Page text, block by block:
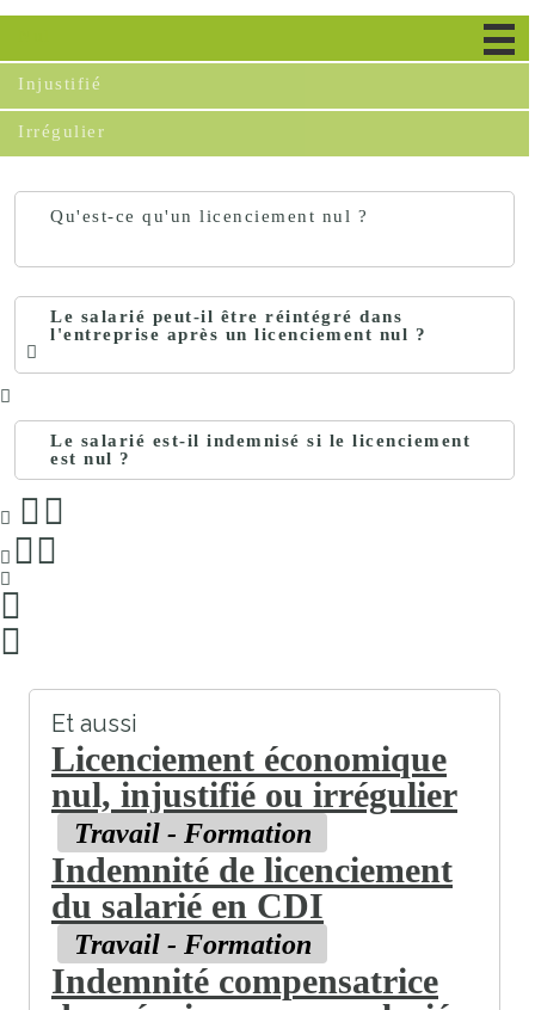
Injustifié
Irrégulier
Qu'est-ce qu'un licenciement nul ?
Le salarié peut-il être réintégré dans
l'entreprise après un licenciement nul ?
Le salarié est-il indemnisé si le licenciement
est nul ?
Et aussi
Licenciement économique
nul, injustifié ou irrégulier
Travail - Formation
Indemnité de licenciement
du salarié en CDI
Travail - Formation
Indemnité compensatrice